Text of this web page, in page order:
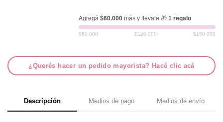
Agregá $60.000más y llevate 🎁 1 regalo
$60.000 $120.000 $150.000
¿Querés hacer un pedido mayorista? Hacé clic acá
Descripción Medios de pago Medios de envío